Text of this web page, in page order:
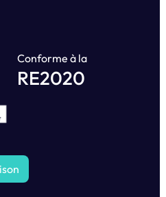
Conforme à la
RE2020